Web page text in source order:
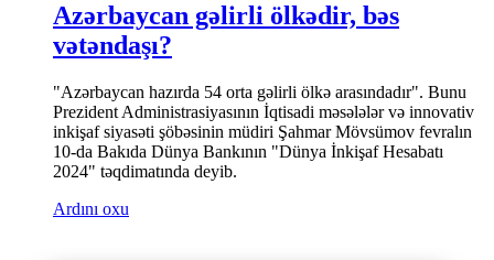
Azərbaycan gəlirli ölkədir, bəs
vətəndaşı?
"Azərbaycan hazırda 54 orta gəlirli ölkə arasındadır". Bunu
Prezident Administrasiyasının İqtisadi məsələlər və innovativ
inkişaf siyasəti şöbəsinin müdiri Şahmar Mövsümov fevralın
10-da Bakıda Dünya Bankının "Dünya İnkişaf Hesabatı
2024" təqdimatında deyib.
Ardını oxu